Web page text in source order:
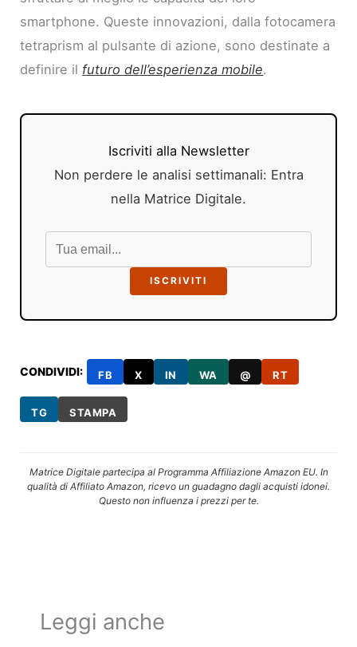
smartphone. Queste innovazioni, dalla fotocamera
tetraprism al pulsante di azione, sono destinate a
definire il futuro dell’esperienza mobile.
Iscriviti alla Newsletter
Non perdere le analisi settimanali: Entra
nella Matrice Digitale.
ISCRIVITI
CONDIVIDI: FB X IN WA @ RT
TG STAMPA
Matrice Digitale partecipa al Programma Affiliazione Amazon EU. In
qualità di Affiliato Amazon, ricevo un guadagno dagli acquisti idonei.
Questo non influenza i prezzi per te.
Leggi anche